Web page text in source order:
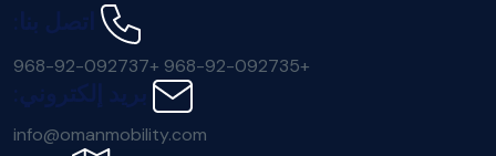
اتصل بنا:
+968-92-092735
+968-92-092737
بريد إلكتروني:
info@omanmobility.com